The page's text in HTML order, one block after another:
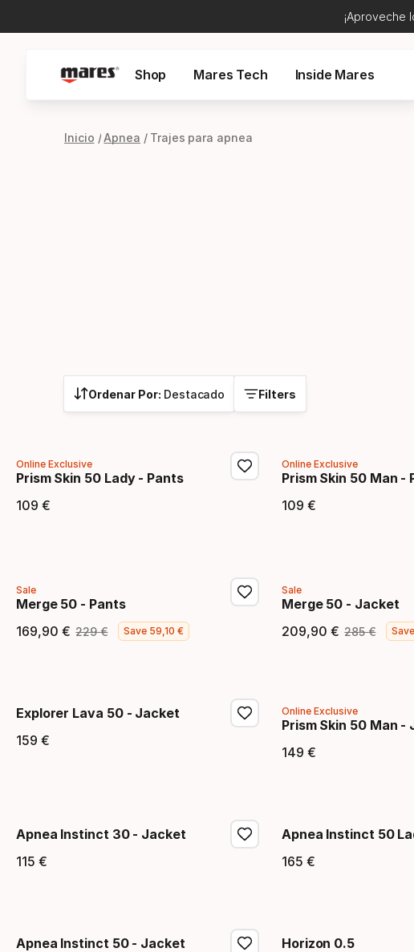
¡Aproveche
Shop Mares Tech Inside Mares
Inicio Apnea Trajes para apnea
Ordenar Por: Destacado Filters
Online Exclusive
Prism Skin 50 Lady - Pants
109 €
Online Exclusive
Prism Skin 50 Man -
109 €
Sale
Merge 50 - Pants
169,90 €
Precio final
229 €
Precio original
Save 59,10 €
Sale
Merge 50 - Jacket
209,90 €
Precio
285 € Save
Explorer Lava 50 - Jacket
159 €
Online Exclusive
Prism Skin 50 Man -
149 €
Apnea Instinct 30 - Jacket
115 €
Apnea Instinct 50
165 €
Apnea Instinct 50 - Jacket
Horizon 0.5